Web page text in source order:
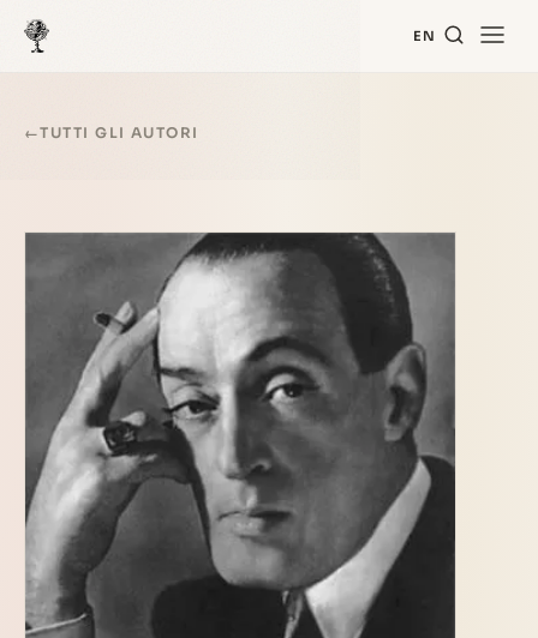
EN
←TUTTI GLI AUTORI